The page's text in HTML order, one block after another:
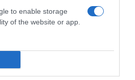
to enable storage
of the website or app.